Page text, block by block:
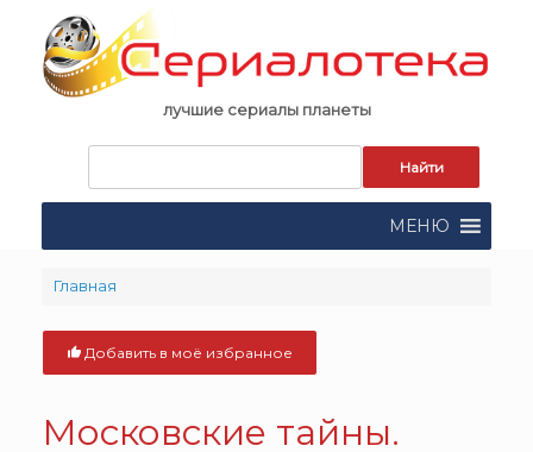
content
лучшие сериалы планеты
поиска:
МЕНЮ
Главная
Добавить в моё избранное
Московские тайны.